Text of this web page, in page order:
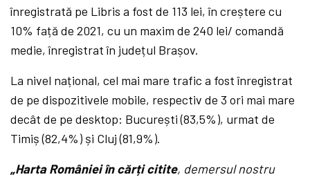
înregistrată pe Libris a fost de 113 lei, în creștere cu
10% față de 2021, cu un maxim de 240 lei/ comandă
medie, înregistrat în județul Brașov.
La nivel național, cel mai mare trafic a fost înregistrat
de pe dispozitivele mobile, respectiv de 3 ori mai mare
decât de pe desktop: București (83,5%), urmat de
Timiș (82,4%) și Cluj (81,9%).
„Harta României în cărți citite, demersul nostru